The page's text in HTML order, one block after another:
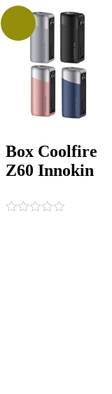
Box Coolfire
Z60 Innokin